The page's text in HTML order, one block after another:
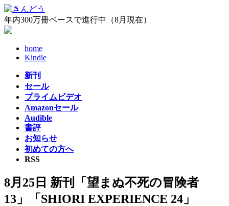
コ
ン
テ
ナ
ビ
ゲ
年内300万冊ペースで進行中（8月現在）
home
Kindle
新刊
セール
プライムビデオ
Amazonセール
Audible
書評
お知らせ
初めての方へ
RSS
8月25日 新刊「望まぬ不死の冒険者
13」「SHIORI EXPERIENCE 24」